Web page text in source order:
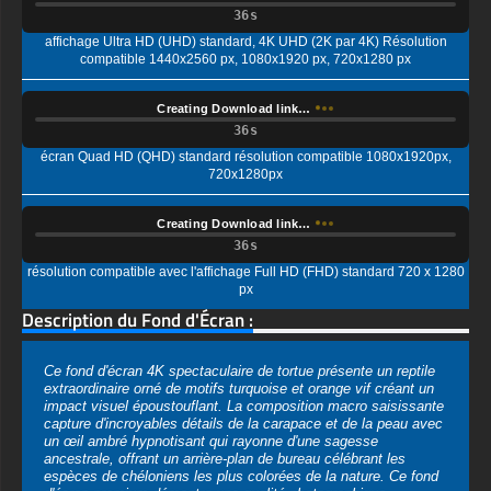
Creating Download link…
écran Quad HD (QHD) standard résolution compatible 1080x1920px,
Creating Download link…
résolution compatible avec l'affichage Full HD (FHD) standard 720 x 1280
Description du Fond d'Écran :
Ce fond d'écran 4K spectaculaire de tortue présente un reptile
extraordinaire orné de motifs turquoise et orange vif créant un
impact visuel époustouflant. La composition macro saisissante
capture d'incroyables détails de la carapace et de la peau avec
un œil ambré hypnotisant qui rayonne d'une sagesse
espèces de chéloniens les plus colorées de la nature. Ce fond
d'écran premium démontre une qualité photographique
exceptionnelle avec un rendu remarquable des textures sur les
écailles ornées et les motifs de la carapace, séduisant les
passionnés de tortues, les propriétaires d'animaux exotiques,
les photographes animaliers et tous ceux qui recherchent des
images audacieuses de la faune transformant les écrans